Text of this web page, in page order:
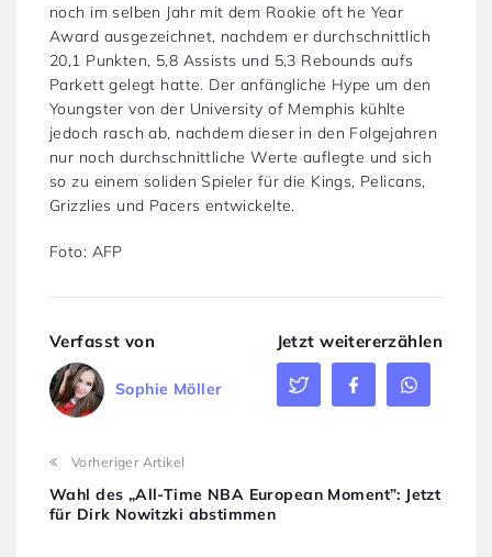
noch im selben Jahr mit dem Rookie oft he Year
Award ausgezeichnet, nachdem er durchschnittlich
20,1 Punkten, 5,8 Assists und 5,3 Rebounds aufs
Parkett gelegt hatte. Der anfängliche Hype um den
Youngster von der University of Memphis kühlte
jedoch rasch ab, nachdem dieser in den Folgejahren
nur noch durchschnittliche Werte auflegte und sich
so zu einem soliden Spieler für die Kings, Pelicans,
Grizzlies und Pacers entwickelte.
Foto: AFP
Verfasst von
Sophie Möller
Jetzt weitererzählen
Vorheriger Artikel
Wahl des „All-Time NBA European Moment”: Jetzt
für Dirk Nowitzki abstimmen